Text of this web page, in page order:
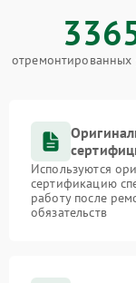
отремонтированных
Используются
сертификацию
работу после
обязательств